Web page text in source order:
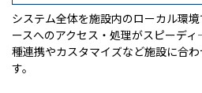
システム全体を施設内のローカル環
ースへのアクセス・処理がスピーデ
種連携やカスタマイズなど施設に合
す。